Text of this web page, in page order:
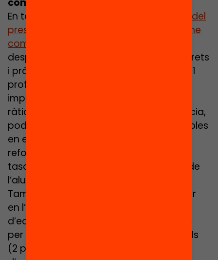
complexitat?
En termes numèrics, amb
un increment del
pressupost d’uns 1.500 € més per alumne
com el que proposem
desplegar un conjunt de recursos concrets
i pràctics com per exemple augmentar 1
professor per cada dues classes. Això
implica tenir més capacitat per reduir
ràtios, establir dinàmiques de codocència,
poder desenvolupar agrupaments flexibles
en els grups que tinguin necessitats o
reforçar els equips d’orientació en les
tasques de tutorització, de seguiment de
l’alumnat, etc.
També podrien augmentar un professor
en l’aula d’acollida, o els especialistes
d’educació inclusiva o tenir els recursos
per incorporar fins a 8 educadors socials
(2 per cada curs) o altres figures